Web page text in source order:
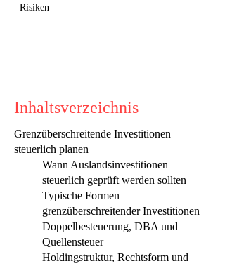
Risiken
Inhaltsverzeichnis
Grenzüberschreitende Investitionen
steuerlich planen
Wann Auslandsinvestitionen
steuerlich geprüft werden sollten
Typische Formen
grenzüberschreitender Investitionen
Doppelbesteuerung, DBA und
Quellensteuer
Holdingstruktur, Rechtsform und